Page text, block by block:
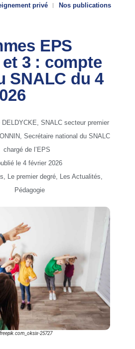
privé Nos publications
EPS
3 : compte
SNALC du 4
DELDYCKE, SNALC secteur premier
Secrétaire national du SNALC
chargé de l’EPS
le 4 février 2026
, Le premier degré, Les Actualités,
Pédagogie
25727